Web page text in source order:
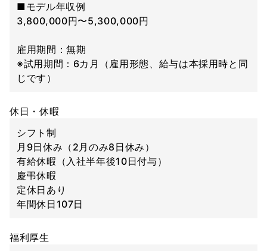
■モデル年収例
3,800,000円〜5,300,000円
雇用期間：無期
※試用期間：6カ月（雇用形態、給与は本採用時と同
じです）
休日・休暇
シフト制
月9日休み（2月のみ8日休み）
有給休暇（入社半年後10日付与）
慶弔休暇
定休日あり
年間休日107日
福利厚生